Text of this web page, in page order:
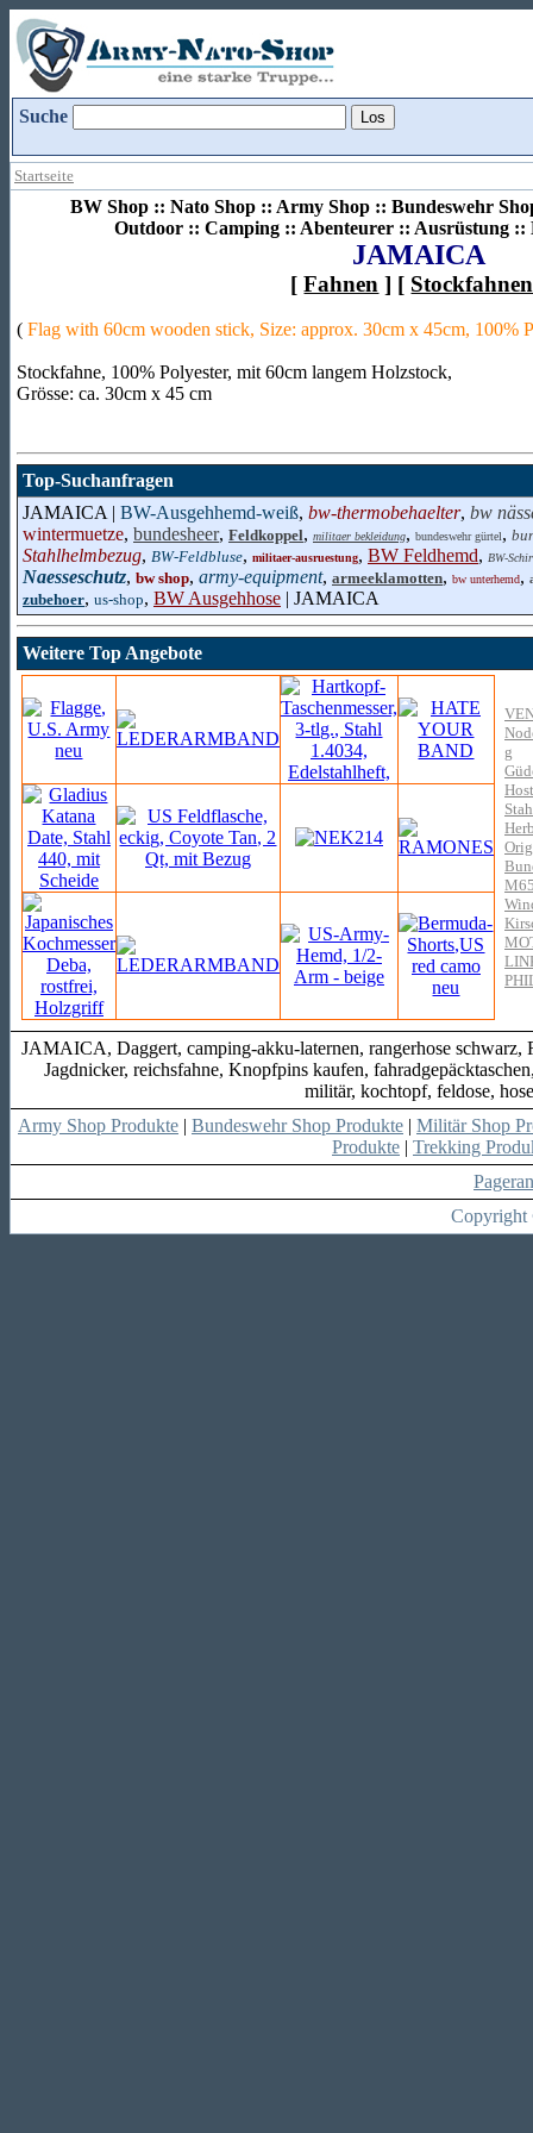
Suche
Startseite
BW Shop :: Nato Shop :: Army Shop :: Bundeswehr
Outdoor :: Camping :: Abenteurer :: Ausrüstung ::
JAMAICA
[Fahnen ] [ Stockfahnen
( Flag with 60cm wooden stick, Size: approx. 30cm x 45cm, 100%
Stockfahne, 100% Polyester, mit 60cm langem Holzstock,
Grösse: ca. 30cm x 45 cm
Top-Suchanfragen
JAMAICA | BW-Ausgehhemd-weiß, bw-thermobehaelter, bw
wintermuetze, bundesheer, Feldkoppel, militaer bekleidung, bundeswehr gürtel,
Stahlhelmbezug, BW-Feldbluse, militaer-ausruestung, BW Feldhemd, BW-
Naesseschutz, bw shop, army-equipment, armeeklamotten, bw unterhemd,
zubehoer, us-shop, BW Ausgehhose | JAMAICA
Weitere Top Angebote
g
JAMAICA, Daggert, camping-akku-laternen, rangerhose schwarz,
Jagdnicker, reichsfahne, Knopfpins kaufen,
militär, kochtopf, feldose,
Army Shop Produkte | Bundeswehr Shop Produkte | Militär Shop
Produkte | Trekking